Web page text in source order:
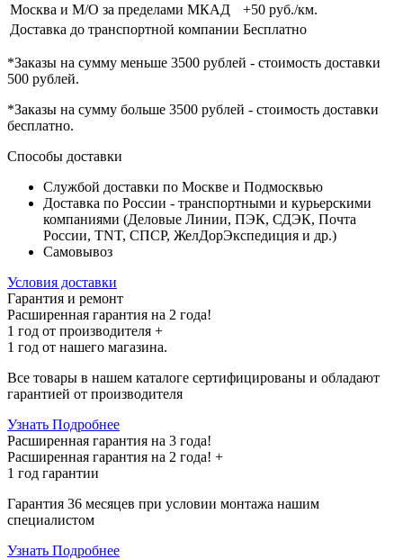
Москва и М/О за пределами МКАД
+50 руб./км.
Доставка до транспортной компании Бесплатно
*Заказы на сумму меньше 3500 рублей - стоимость доставки
500 рублей.
*Заказы на сумму больше 3500 рублей - стоимость доставки
бесплатно.
Способы доставки
Службой доставки по Москве и Подмосквью
Доставка по России - транспортными и курьерскими
компаниями (Деловые Линии, ПЭК, СДЭК, Почта
России, TNT, СПСР, ЖелДорЭкспедиция и др.)
Самовывоз
Условия доставки
Гарантия и ремонт
Расширенная гарантия на 2 года!
1 год от производителя +
1 год от нашего магазина.
Все товары в нашем каталоге сертифицированы и обладают
гарантией от производителя
Узнать Подробнее
Расширенная гарантия на 3 года!
Расширенная гарантия на 2 года! +
1 год гарантии
Гарантия 36 месяцев при условии монтажа нашим
специалистом
Узнать Подробнее